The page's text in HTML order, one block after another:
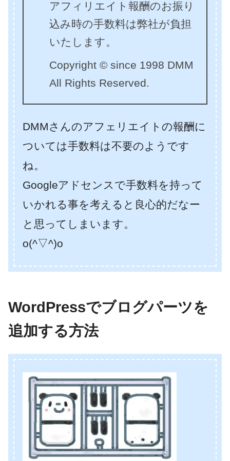
アフィリエイト報酬のお振り
込み時の手数料は弊社が負担
いたします。
Copyright © since 1998 DMM
All Rights Reserved.
DMMさんのアフェリエイトの報酬に
ついては手数料は不要のようです
ね。
Googleアドセンスで手数料を持って
いかれる事を考えると良心的だなー
と思ってしまいます。
o(^▽^)o
WordPressでブログパーツを
追加する方法